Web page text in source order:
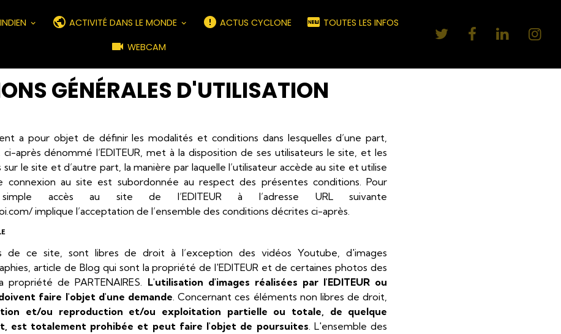
ACTIVITÉ DANS LE MONDE ACTUS CYCLONE
TOUTES LES INFOS
WEBCAM
GÉNÉRALES D'UTILISATION
a pour objet de définir les modalités et conditions dans lesquelles d’une part,
ci-après dénommé l’EDITEUR, met à la disposition de ses utilisateurs le site, et les
sur le site et d’autre part, la manière par laquelle l’utilisateur accède au site et utilise
connexion au site est subordonnée au respect des présentes conditions. Pour
simple accès au site de l’EDITEUR à l’adresse URL suivante
implique l’acceptation de l’ensemble des conditions décrites ci-après.
de ce site, sont libres de droit à l’exception des vidéos Youtube, d'images
article de Blog qui sont la propriété de l'EDITEUR et de certaines photos des
propriété de PARTENAIRES. L'utilisation d'images réalisées par l'EDITEUR ou
faire l'objet d'une demande. Concernant ces éléments non libres de droit,
et/ou reproduction et/ou exploitation partielle ou totale, de quelque
est totalement prohibée et peut faire l'objet de poursuites. L'ensemble des